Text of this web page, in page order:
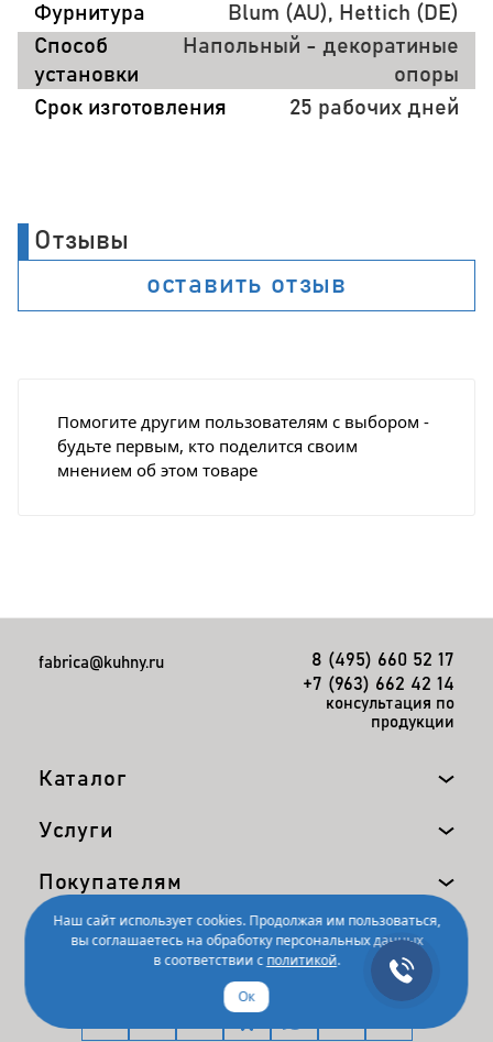
Фурнитура
Blum (AU), Hettich (DE)
Способ
установки
Напольный - декоратиные
опоры
Срок изготовления
25 рабочих дней
Отзывы
оставить отзыв
Помогите другим пользователям с выбором -
будьте первым, кто поделится своим
мнением об этом товаре
fabrica@kuhny.ru
8 (495) 660 52 17
+7 (963) 662 42 14
консультация по
продукции
Каталог
Услуги
Покупателям
Компания
Наш сайт использует cookies. Продолжая им пользоваться,
вы соглашаетесь на обработку персональных данных
в соответствии с политикой.
Ок